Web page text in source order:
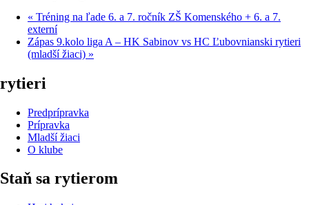
« Tréning na ľade 6. a 7. ročník ZŠ Komenského + 6. a 7.
externí
Zápas 9.kolo liga A – HK Sabinov vs HC Ľubovnianski rytieri
(mladší žiaci) »
rytieri
Predprípravka
Prípravka
Mladší žiaci
O klube
Staň sa rytierom